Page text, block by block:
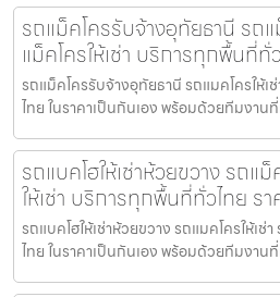
รถแม็คโครรับจ้างอุทัยธานี รถ
แม็คโครให้เช่า บริการทุกพื้นที่ทั่
รถแม็คโครรับจ้างอุทัยธานี รถแมคโครให้เ
ไทย ในราคาเป็นกันเอง พร้อมด้วยทีมงา
รถแบคโฮให้เช่าห้วยขวาง รถแ
ให้เช่า บริการทุกพื้นที่ทั่วไทย ร
รถแบคโฮให้เช่าห้วยขวาง รถแมคโครให้เ
ไทย ในราคาเป็นกันเอง พร้อมด้วยทีมงา